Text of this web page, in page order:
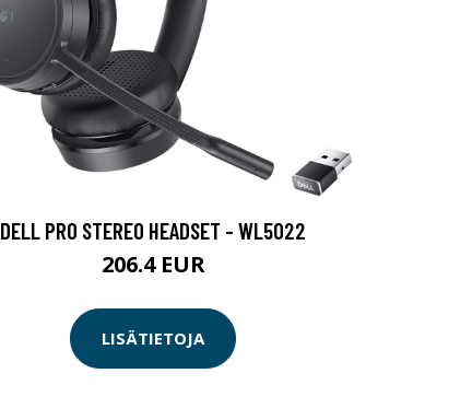
DELL PRO STEREO HEADSET - WL5022
206.4 EUR
LISÄTIETOJA